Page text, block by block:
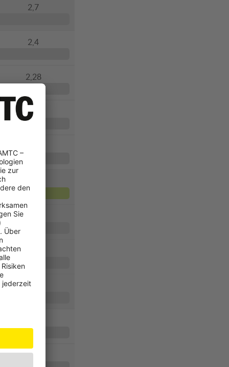
2,7
2,4
2,28
3,29
2,3
1,8